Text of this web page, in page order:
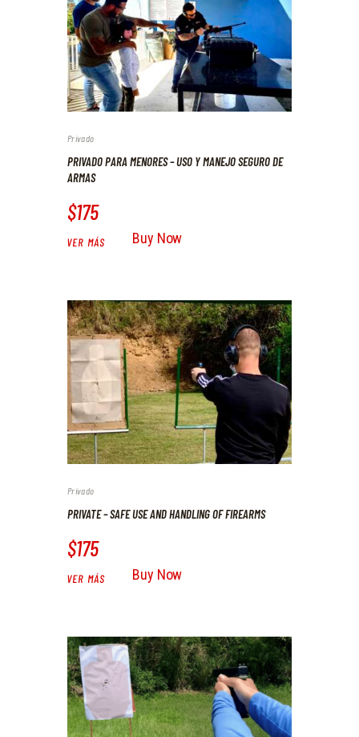
Privado
PRIVADO PARA MENORES – USO Y MANEJO SEGURO DE
ARMAS
$175
VER MÁS Buy Now
Privado
PRIVATE – SAFE USE AND HANDLING OF FIREARMS
$175
VER MÁS Buy Now